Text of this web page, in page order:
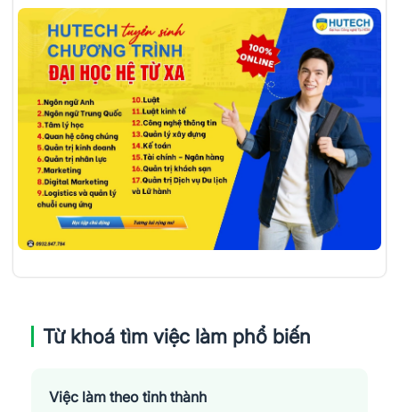
Từ khoá tìm việc làm phổ biến
Việc làm theo tỉnh thành